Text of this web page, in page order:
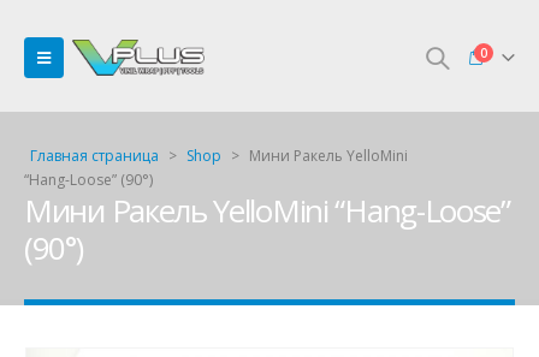
0
Главная страница > Shop > Мини Ракель YelloMini
“Hang-Loose” (90°)
Мини Ракель YelloMini “Hang-Loose”
(90°)